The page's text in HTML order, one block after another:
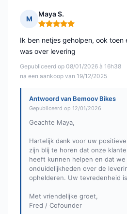
M
Maya S.
Opmerking: 5 van 5
Gepubliceerd op 08/01/2026 à 16h38
na een aankoop van 19/12/2025
Ik ben netjes geholpen, ook toen
was over levering
Antwoord van Bemoov Bikes
Gepubliceerd op 12/01/2026
Geachte Maya,
Hartelijk dank voor uw
zijn blij te horen dat onze
heeft kunnen helpen en dat
onduidelijkheden over de
ophelderen. Uw tevredenheid
Met vriendelijke groet,
Fred / Cofounder